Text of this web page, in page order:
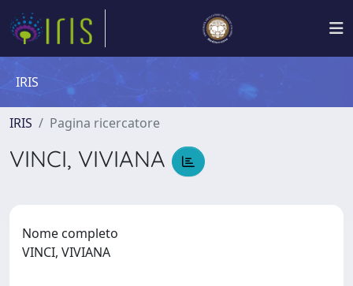
IRIS
IRIS Pagina ricercatore
VINCI, VIVIANA
Nome completo
VINCI, VIVIANA